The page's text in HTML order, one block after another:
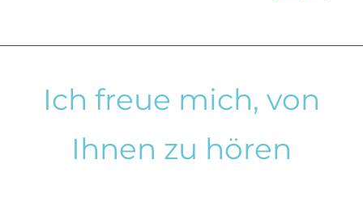
Ich freue mich, von
Ihnen zu hören